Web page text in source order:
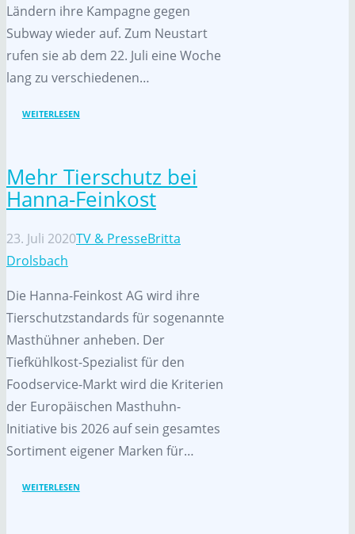
Ländern ihre Kampagne gegen
Subway wieder auf. Zum Neustart
rufen sie ab dem 22. Juli eine Woche
lang zu verschiedenen…
WEITERLESEN
Mehr Tierschutz bei
Hanna-Feinkost
23. Juli 2020TV & PresseBritta
Drolsbach
Die Hanna-Feinkost AG wird ihre
Tierschutzstandards für sogenannte
Masthühner anheben. Der
Tiefkühlkost-Spezialist für den
Foodservice-Markt wird die Kriterien
der Europäischen Masthuhn-
Initiative bis 2026 auf sein gesamtes
Sortiment eigener Marken für…
WEITERLESEN